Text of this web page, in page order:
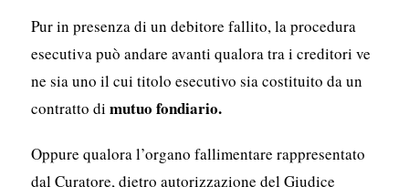
Pur in presenza di un debitore fallito, la procedura
esecutiva può andare avanti qualora tra i creditori ve
ne sia uno il cui titolo esecutivo sia costituito da un
contratto di mutuo fondiario.
Oppure qualora l’organo fallimentare rappresentato
dal Curatore, dietro autorizzazione del Giudice